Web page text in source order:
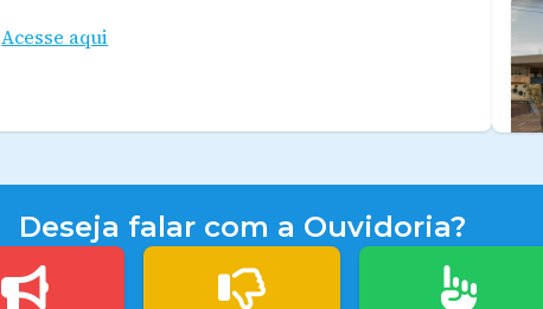
Acesse aqui
Deseja falar com a Ouvidoria?